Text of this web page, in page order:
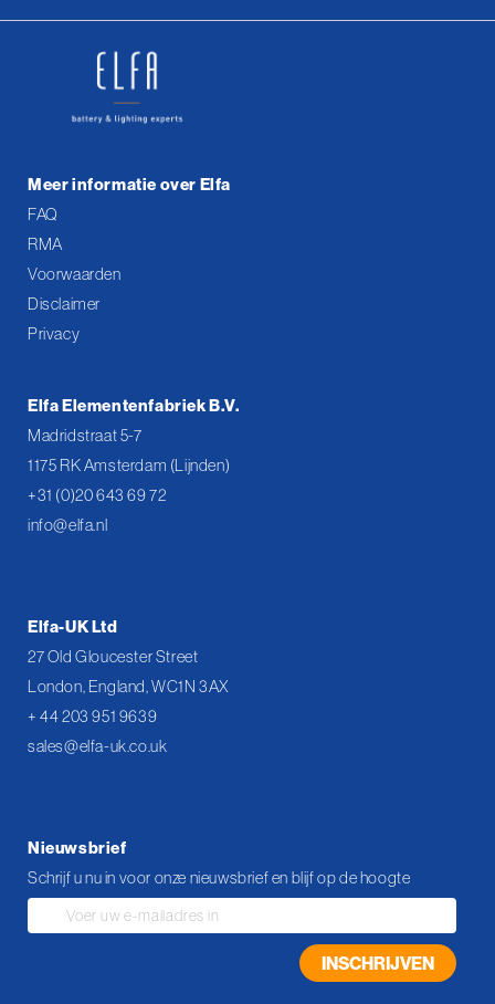
Meer informatie over Elfa
FAQ
RMA
Voorwaarden
Disclaimer
Privacy
Elfa Elementenfabriek B.V.
Madridstraat 5-7
1175 RK Amsterdam (Lijnden)
+31 (0)20 643 69 72
info@elfa.nl
Elfa-UK Ltd
27 Old Gloucester Street
London, England, WC1N 3AX
+ 44 203 951 9639
sales@elfa-uk.co.uk
Nieuwsbrief
Schrijf u nu in voor onze nieuwsbrief en blijf op de hoogte
Abonneer
u
INSCHRIJVEN